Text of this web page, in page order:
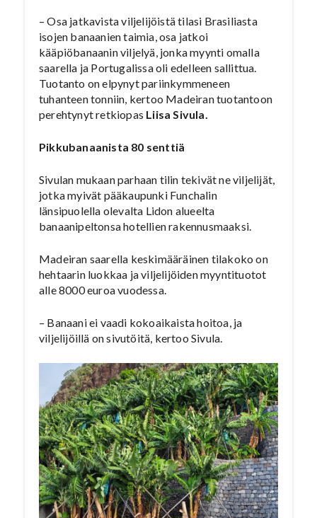
– Osa jatkavista viljelijöistä tilasi Brasiliasta
isojen banaanien taimia, osa jatkoi
kääpiöbanaanin viljelyä, jonka myynti omalla
saarella ja Portugalissa oli edelleen sallittua.
Tuotanto on elpynyt pariinkymmeneen
tuhanteen tonniin, kertoo Madeiran tuotantoon
perehtynyt retkiopas Liisa Sivula.
Pikkubanaanista 80 senttiä
Sivulan mukaan parhaan tilin tekivät ne viljelijät,
jotka myivät pääkaupunki Funchalin
länsipuolella olevalta Lidon alueelta
banaanipeltonsa hotellien rakennusmaaksi.
Madeiran saarella keskimääräinen tilakoko on
hehtaarin luokkaa ja viljelijöiden myyntituotot
alle 8000 euroa vuodessa.
– Banaani ei vaadi kokoaikaista hoitoa, ja
viljelijöillä on sivutöitä, kertoo Sivula.